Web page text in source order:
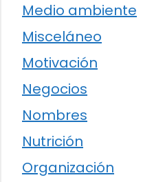
Medio ambiente
Misceláneo
Motivación
Negocios
Nombres
Nutrición
Organización